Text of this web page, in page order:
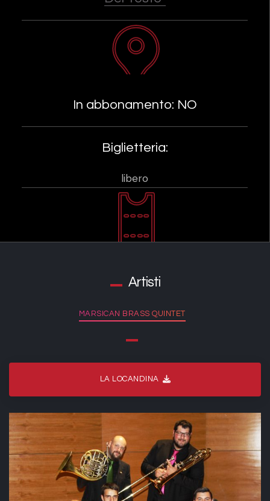
In abbonamento: NO
Biglietteria:
libero
Artisti
MARSICAN BRASS QUINTET
LA LOCANDINA